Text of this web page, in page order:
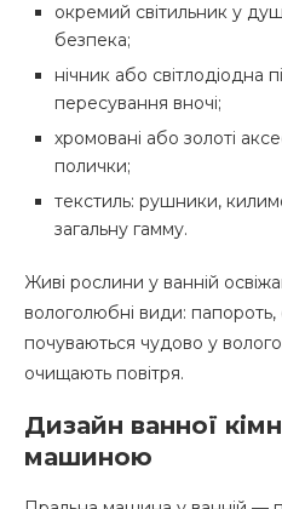
окремий світильник у
безпека;
нічник або світлодіодна
пересування вночі;
хромовані або золоті
полички;
текстиль: рушники,
загальну гамму.
Живі рослини у ванній
вологолюбні види:
почуваються чудово у
очищають повітря.
Дизайн ванної
машиною